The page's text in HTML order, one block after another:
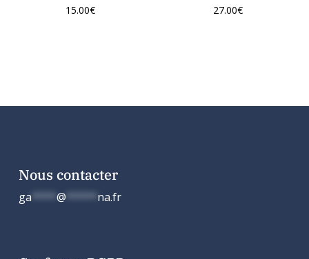
15.00€ 27.00€
Nous contacter
ga **** @ ***** na.fr